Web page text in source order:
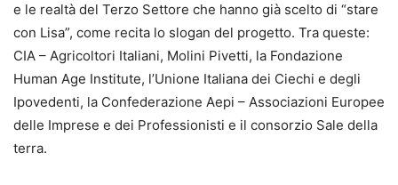
e le realtà del Terzo Settore che hanno già scelto di “stare
con Lisa”, come recita lo slogan del progetto. Tra queste:
CIA – Agricoltori Italiani, Molini Pivetti, la Fondazione
Human Age Institute, l’Unione Italiana dei Ciechi e degli
Ipovedenti, la Confederazione Aepi – Associazioni Europee
delle Imprese e dei Professionisti e il consorzio Sale della
terra.